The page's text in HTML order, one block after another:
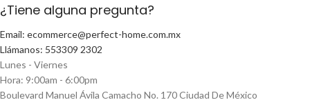
¿Tiene alguna pregunta?
Email: ecommerce@perfect-home.com.mx
Llámanos: 553309 2302
Lunes - Viernes
Hora: 9:00am - 6:00pm
Boulevard Manuel Ávila Camacho No. 170 Ciudad De México